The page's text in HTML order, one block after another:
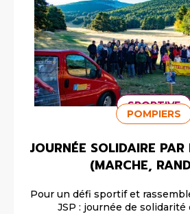
SPORTIVE
POMPIERS
JOURNÉE SOLIDAIRE PAR
(MARCHE,
Pour un défi sportif et
JSP : journée de solidarité